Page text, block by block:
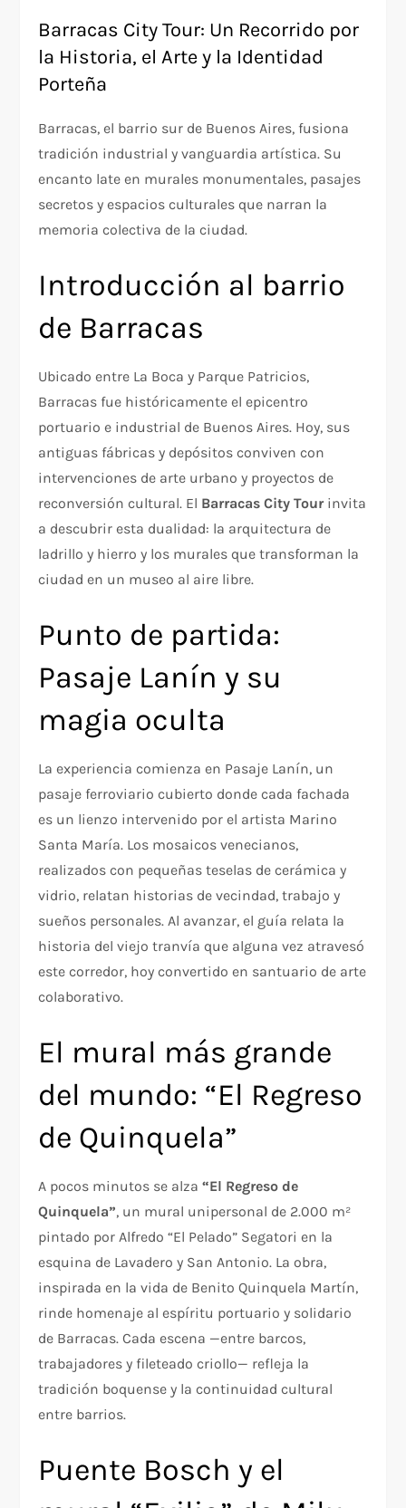
Barracas City Tour: Un Recorrido por
la Historia, el Arte y la Identidad
Porteña
Barracas, el barrio sur de Buenos Aires, fusiona
tradición industrial y vanguardia artística. Su
encanto late en murales monumentales, pasajes
secretos y espacios culturales que narran la
memoria colectiva de la ciudad.
Introducción al barrio
de Barracas
Ubicado entre La Boca y Parque Patricios,
Barracas fue históricamente el epicentro
portuario e industrial de Buenos Aires. Hoy, sus
antiguas fábricas y depósitos conviven con
intervenciones de arte urbano y proyectos de
reconversión cultural. El Barracas City Tourinvita
a descubrir esta dualidad: la arquitectura de
ladrillo y hierro y los murales que transforman la
ciudad en un museo al aire libre.
Punto de partida:
Pasaje Lanín y su
magia oculta
La experiencia comienza en Pasaje Lanín, un
pasaje ferroviario cubierto donde cada fachada
es un lienzo intervenido por el artista Marino
Santa María. Los mosaicos venecianos,
realizados con pequeñas teselas de cerámica y
vidrio, relatan historias de vecindad, trabajo y
sueños personales. Al avanzar, el guía relata la
historia del viejo tranvía que alguna vez atravesó
este corredor, hoy convertido en santuario de arte
colaborativo.
El mural más grande
del mundo: “El Regreso
de Quinquela”
A pocos minutos se alza“El Regreso de
Quinquela”, un mural unipersonal de 2.000 m²
pintado por Alfredo “El Pelado” Segatori en la
esquina de Lavadero y San Antonio. La obra,
inspirada en la vida de Benito Quinquela Martín,
rinde homenaje al espíritu portuario y solidario
de Barracas. Cada escena —entre barcos,
trabajadores y fileteado criollo— refleja la
tradición boquense y la continuidad cultural
entre barrios.
Puente Bosch y el